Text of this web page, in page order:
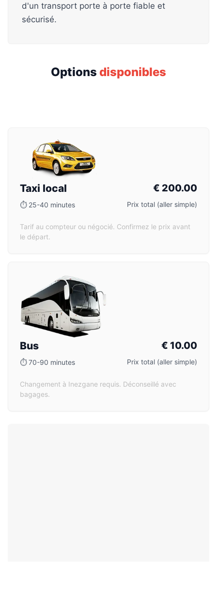
d'un transport porte à porte fiable et
sécurisé.
Options disponibles
Taxi local
⏱ 25-40 minutes
€ 200.00
Prix total (aller simple)
Tarif au compteur ou négocié. Confirmez le prix avant
le départ.
Bus
⏱70-90 minutes
€ 10.00
Prix total (aller simple)
Changement à Inezgane requis. Déconseillé avec
bagages.